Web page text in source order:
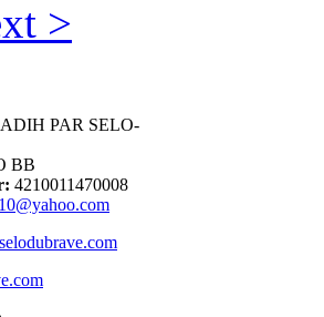
>
PAR SELO-
BB
4210011470008